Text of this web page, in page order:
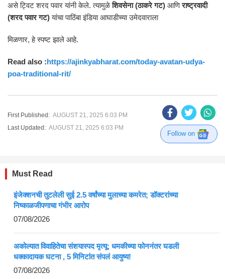
असे ट्विट शरद पवार यांनी केले. त्यामुळेशिवसेना (ठाकरे गट) आणिराष्ट्रवादी
(शरद पवार गट)यांचा पाठिंबा इंडिया आघाडीच्या उमेदवाराला
मिळणार, हे स्पष्ट झाले आहे.
Read also :https://ajinkyabharat.com/today-avatan-udya-
poa-traditional-rit/
First Published: AUGUST 21, 2025 6:03 PM
Last Updated: AUGUST 21, 2025 6:03 PM
Follow on
Must Read
इंजेक्शनची तुटलेली सुई 2.5 वर्षांच्या मुलाच्या कमरेत; डॉक्टरांच्या
निष्काळजीपणाचा गंभीर आरोप
07/08/2026
अकोल्यात विवाहितेचा संशयास्पद मृत्यू; धमकीच्या फोननंतर घडली
धक्कादायक घटना , 5 मिनिटांत संपलं आयुष्य!
07/08/2026